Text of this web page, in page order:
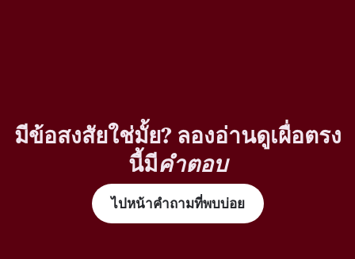
มีข้อสงสัยใช่มั้ย? ลองอ่านดูเผื่อตรง
นี้มีคำตอบ
ไปหน้าคำถามที่พบบ่อย